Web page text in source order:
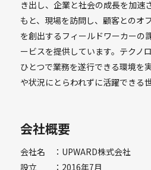
き出し、企業と社会の成長を加速
もと、現場を訪問し、顧客とのオ
を創出するフィールドワーカーの
ービスを提供しています。テクノ
ひとつで業務を遂行できる環境を
や状況にとらわれずに活躍できる
会社概要
会社名 ：UPWARD株式会社
設立 ：2016年7月